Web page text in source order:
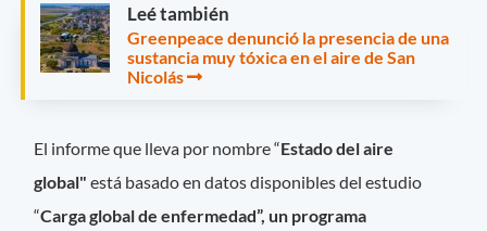
Leé también
Greenpeace denunció la presencia de una
sustancia muy tóxica en el aire de San
Nicolás
El informe que lleva por nombre “Estado del aire
global" está basado en datos disponibles del estudio
“Carga global de enfermedad”, un programa